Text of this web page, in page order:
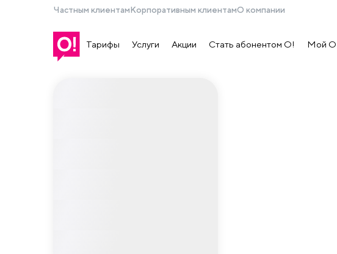
Частным клиентамКорпоративным клиентамО компании
Тарифы Услуги Акции Стать абонентом O! Мой